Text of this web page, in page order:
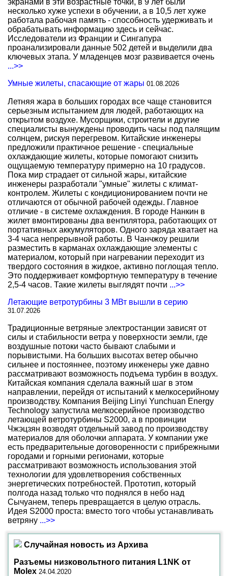
экранами в эти возрастные точки, в 9 лет были
несколько хуже успехи в обучении, а в 10,5 лет хуже
работала рабочая память - способность удерживать и
обрабатывать информацию здесь и сейчас.
Исследователи из Франции и Сингапура
проанализировали данные 502 детей и выделили два
ключевых этапа. У младенцев мозг развивается очень
...>>
Умные жилеты, спасающие от жары 01.08.2026
Летняя жара в больших городах все чаще становится
серьезным испытанием для людей, работающих на
открытом воздухе. Мусорщики, строители и другие
специалисты вынуждены проводить часы под палящим
солнцем, рискуя перегревом. Китайские инженеры
предложили практичное решение - специальные
охлаждающие жилеты, которые помогают снизить
ощущаемую температуру примерно на 10 градусов.
Пока мир страдает от сильной жары, китайские
инженеры разработали "умные" жилеты с климат-
контролем. Жилеты с кондиционированием почти не
отличаются от обычной рабочей одежды. Главное
отличие - в системе охлаждения. В городе Нанкин в
жилет вмонтированы два вентилятора, работающих от
портативных аккумуляторов. Одного заряда хватает на
3-4 часа непрерывной работы. В Чанчжоу решили
разместить в карманах охлаждающие элементы с
материалом, который при нагревании переходит из
твердого состояния в жидкое, активно поглощая тепло.
Это поддерживает комфортную температуру в течение
2,5-4 часов. Такие жилеты выглядят почти ...>>
Летающие ветротурбины 3 МВт вышли в серию
31.07.2026
Традиционные ветряные электростанции зависят от
силы и стабильности ветра у поверхности земли, где
воздушные потоки часто бывают слабыми и
порывистыми. На больших высотах ветер обычно
сильнее и постояннее, поэтому инженеры уже давно
рассматривают возможность подъема турбин в воздух.
Китайская компания сделала важный шаг в этом
направлении, перейдя от испытаний к мелкосерийному
производству. Компания Beijing Linyi Yunchuan Energy
Technology запустила мелкосерийное производство
летающей ветротурбины S2000, а в провинции
Чжэцзян возводят отдельный завод по производству
материалов для оболочки аппарата. У компании уже
есть предварительные договоренности с прибрежными
городами и горными регионами, которые
рассматривают возможность использования этой
технологии для удовлетворения собственных
энергетических потребностей. Прототип, который
полгода назад только что поднялся в небо над
Сычуанем, теперь превращается в целую отрасль.
Идея S2000 проста: вместо того чтобы устанавливать
ветряну ...>>
Случайная новость из Архива
Разъемы низковольтного питания L1NK от
Molex 24.04.2020